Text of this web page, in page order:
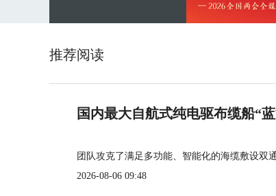
推荐阅读
国内最大自航式纯电驱布缆船“
团队攻克了满足多功能、智能化的海缆敷设双
2026-08-06 09:48